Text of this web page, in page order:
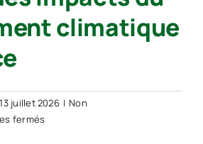
climatique
13 juillet 2026 | Non
ferméssur